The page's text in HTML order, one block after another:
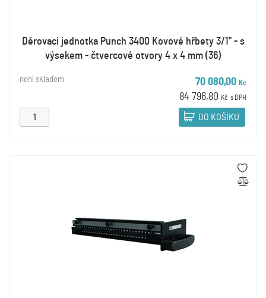
Děrovací jednotka Punch 3400 Kovové hřbety 3/1" - s
výsekem - čtvercové otvory 4 x 4 mm (36)
není skladem 70 080,00 Kč
84 796,80 Kč s DPH
DO KOŠÍKU